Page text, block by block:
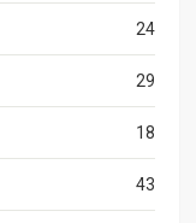
24
29
18
43